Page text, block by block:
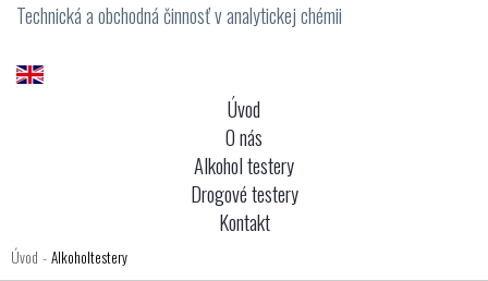
Technická a obchodná činnosť v analytickej chémii
Úvod
O nás
Alkohol testery
Drogové testery
Kontakt
Úvod - Alkoholtestery